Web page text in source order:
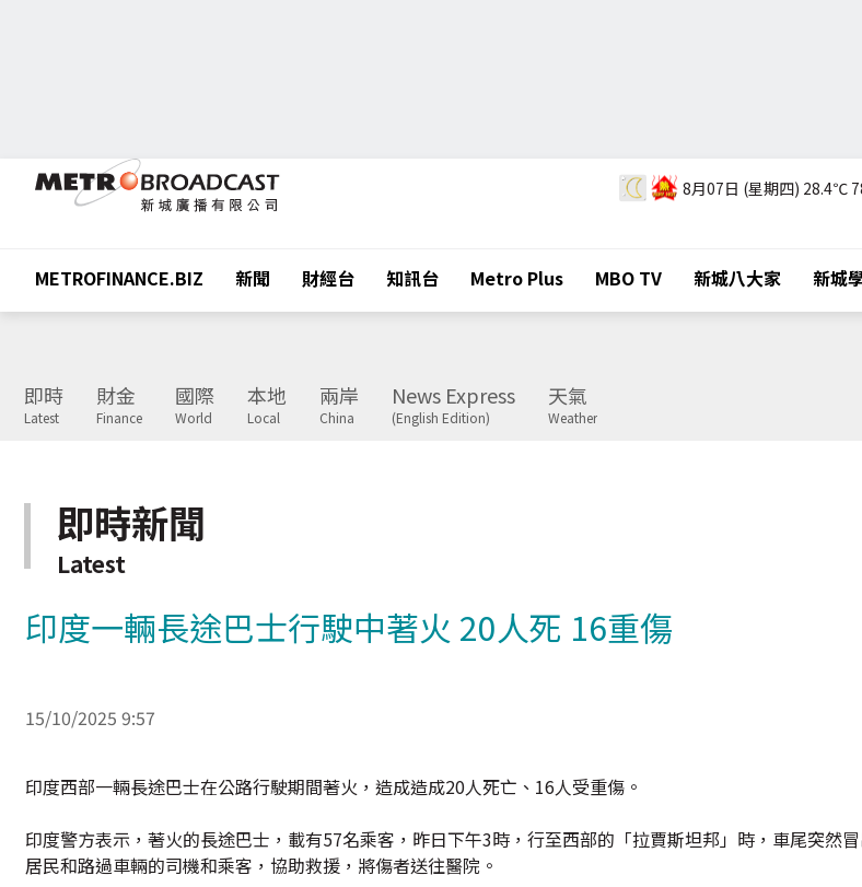
8月07日 (星期四) 28.4℃
METROFINANCE.BIZ 新聞 財經台 知訊台 Metro Plus MBO TV 新城八大家 新城
即時
Latest
財金
Finance
國際
World
本地
Local
兩岸
China
News Express
(English Edition)
天氣
Weather
即時新聞
Latest
印度一輛長途巴士行駛中著火 20人死 16重傷
15/10/2025 9:57
印度西部一輛長途巴士在公路行駛期間著火，造成造成20人死亡、16人受重傷。
印度警方表示，著火的長途巴士，載有57名乘客，昨日下午3時，行至西部的「拉賈斯坦邦」時，車尾突然
居民和路過車輛的司機和乘客，協助救援，將傷者送往醫院。